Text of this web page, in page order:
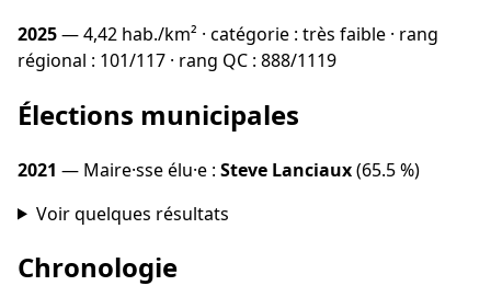
2025— 4,42 hab./km² · catégorie : très faible · rang
régional : 101/117 · rang QC : 888/1119
Élections municipales
2021 — Maire·sse élu·e : Steve Lanciaux(65.5 %)
Voir quelques résultats
Chronologie